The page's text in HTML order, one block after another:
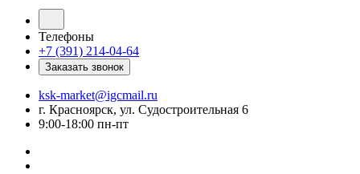
Телефоны
+7 (391) 214-04-64
Заказать звонок
ksk-market@igcmail.ru
г. Красноярск, ул. Судостроительная 6
9:00-18:00 пн-пт